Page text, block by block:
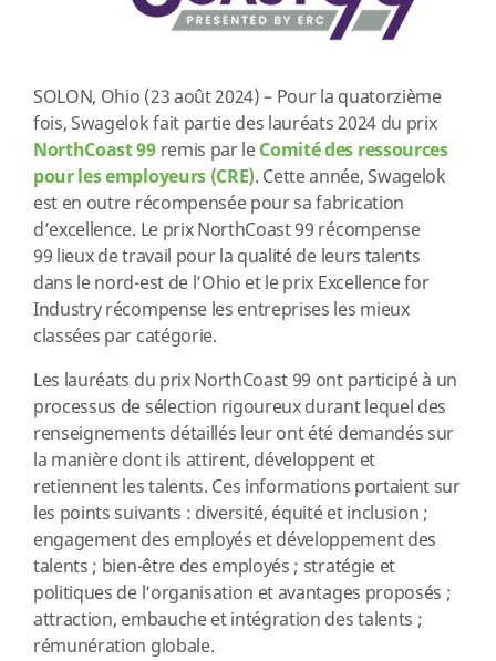
SOLON, Ohio (23 août 2024) – Pour la quatorzième
fois, Swagelok fait partie des lauréats 2024 du prix
NorthCoast 99remis par leComité des ressources
pour les employeurs (CRE). Cette année, Swagelok
est en outre récompensée pour sa fabrication
d’excellence. Le prix NorthCoast 99 récompense
99 lieux de travail pour la qualité de leurs talents
dans le nord-est de l’Ohio et le prix Excellence for
Industry récompense les entreprises les mieux
classées par catégorie.
Les lauréats du prix NorthCoast 99 ont participé à un
processus de sélection rigoureux durant lequel des
renseignements détaillés leur ont été demandés sur
la manière dont ils attirent, développent et
retiennent les talents. Ces informations portaient sur
les points suivants : diversité, équité et inclusion ;
engagement des employés et développement des
talents ; bien-être des employés ; stratégie et
politiques de l’organisation et avantages proposés ;
attraction, embauche et intégration des talents ;
rémunération globale.